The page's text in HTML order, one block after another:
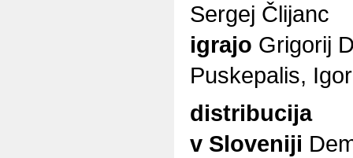
Sergej Člijanc
igrajo Grigorij
Puskepalis,
distribucija
v Sloveniji